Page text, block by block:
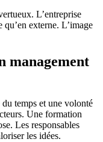
L’entreprise
externe. L’image
management
temps et une volonté
Une formation
Les responsables
les idées.